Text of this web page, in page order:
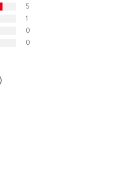
5
1
0
0